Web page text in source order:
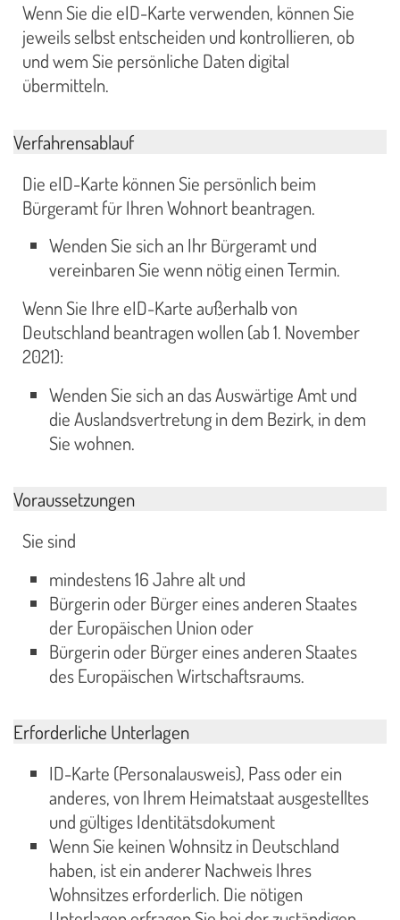
Wenn Sie die eID-Karte verwenden, können Sie
jeweils selbst entscheiden und kontrollieren, ob
und wem Sie persönliche Daten digital
übermitteln.
Verfahrensablauf
Die eID-Karte können Sie persönlich beim
Bürgeramt für Ihren Wohnort beantragen.
Wenden Sie sich an Ihr Bürgeramt und
vereinbaren Sie wenn nötig einen Termin.
Wenn Sie Ihre eID-Karte außerhalb von
Deutschland beantragen wollen (ab 1. November
2021):
Wenden Sie sich an das Auswärtige Amt und
die Auslandsvertretung in dem Bezirk, in dem
Sie wohnen.
Voraussetzungen
Sie sind
mindestens 16 Jahre alt und
Bürgerin oder Bürger eines anderen Staates
der Europäischen Union oder
Bürgerin oder Bürger eines anderen Staates
des Europäischen Wirtschaftsraums.
Erforderliche Unterlagen
ID-Karte (Personalausweis), Pass oder ein
anderes, von Ihrem Heimatstaat ausgestelltes
und gültiges Identitätsdokument
Wenn Sie keinen Wohnsitz in Deutschland
haben, ist ein anderer Nachweis Ihres
Wohnsitzes erforderlich. Die nötigen